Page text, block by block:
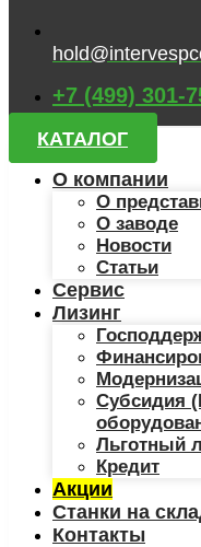
+7 (499) 301-
КАТАЛОГ
О компании
О
О заводе
Новости
Статьи
Сервис
Лизинг
Субсидия
Льготный
Кредит
Акции
Станки на
Контакты